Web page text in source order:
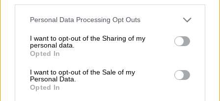
Please note that this website/app uses one or more Google
not limited to your visit or usage behaviour. You may click to
grant or deny consent to Google and its third-party tags to
use your data for below specified purposes in below Google
consent section.
Personal Data Processing Opt Outs
I want to opt-out of the Sharing of my
personal data.
Opted In
I want to opt-out of the Sale of my
Personal Data.
Opted In
μεγάλου πραξικοπήματός τους. Όπως
αναφέρουν τα αρχεία του δικαστηρίου, οι
Βάισενμπουργκ και Τόμας
είχαν ερευνήσει
το νησί Γκονάβε και κατέληξαν στο
συμπέρασμα ότι είχε μια
κυβέρνηση, σχεδόνκαμία υποδομή
και είχε
καταστραφείαπό τη φτώχεια. Έτσι,